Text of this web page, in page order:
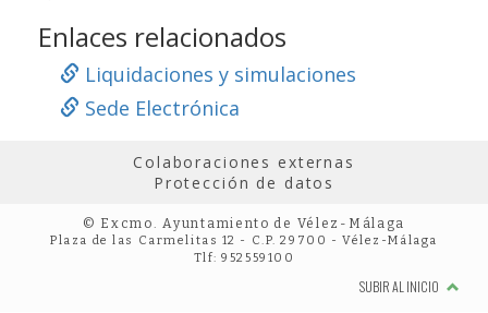
Enlaces relacionados
Liquidaciones y simulaciones
Sede Electrónica
Colaboraciones externas
Protección de datos
© Excmo. Ayuntamiento de Vélez-Málaga
Plaza de las Carmelitas 12 - C.P. 29700 - Vélez-Málaga
Tlf: 952559100
SUBIR AL INICIO